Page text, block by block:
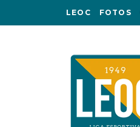
LEOC FOTOS